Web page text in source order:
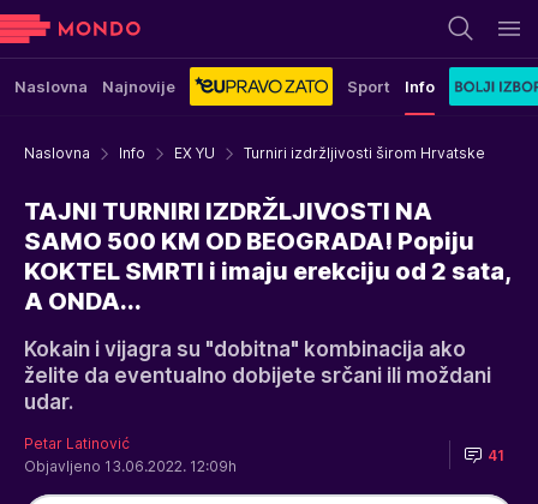
Naslovna Najnovije Sport Info
Naslovna Info EX YU Turniri izdržljivosti širom Hrvatske
TAJNI TURNIRI IZDRŽLJIVOSTI NA
SAMO 500 KM OD BEOGRADA! Popiju
KOKTEL SMRTI i imaju erekciju od 2 sata,
A ONDA...
Kokain i vijagra su "dobitna" kombinacija ako
želite da eventualno dobijete srčani ili moždani
udar.
Petar Latinović
Objavljeno 13.06.2022. 12:09h
41